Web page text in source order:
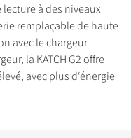
lecture à des niveaux
remplaçable de haute
avec le chargeur
la KATCH G2 offre
avec plus d‘énergie